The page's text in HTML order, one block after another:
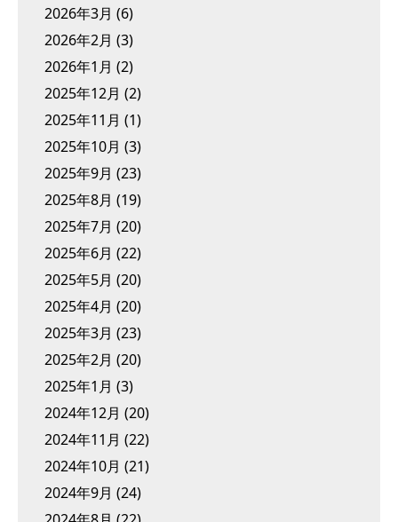
2026年3月 (6)
2026年2月 (3)
2026年1月 (2)
2025年12月 (2)
2025年11月 (1)
2025年10月 (3)
2025年9月 (23)
2025年8月 (19)
2025年7月 (20)
2025年6月 (22)
2025年5月 (20)
2025年4月 (20)
2025年3月 (23)
2025年2月 (20)
2025年1月 (3)
2024年12月 (20)
2024年11月 (22)
2024年10月 (21)
2024年9月 (24)